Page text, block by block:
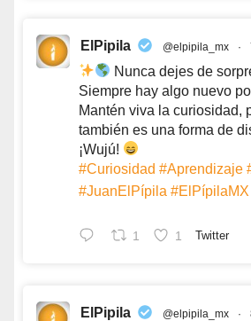
ElPipila @elpipila_mx ·
Nunca dejes de
Siempre hay algo nuevo
Mantén viva la curiosidad,
también es una forma de
¡Wujú!
#Curiosidad #Aprendizaje
#JuanElPípila #ElPípilaMX
1 1 Twitter
ElPipila @elpipila_mx ·